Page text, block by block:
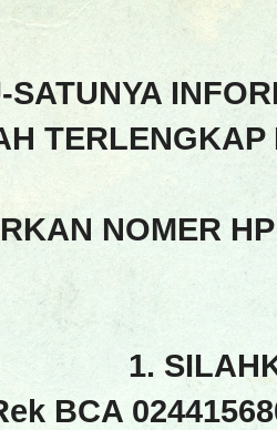
SATUNYA
TERLENGKAP
NOMER
1.
BCA